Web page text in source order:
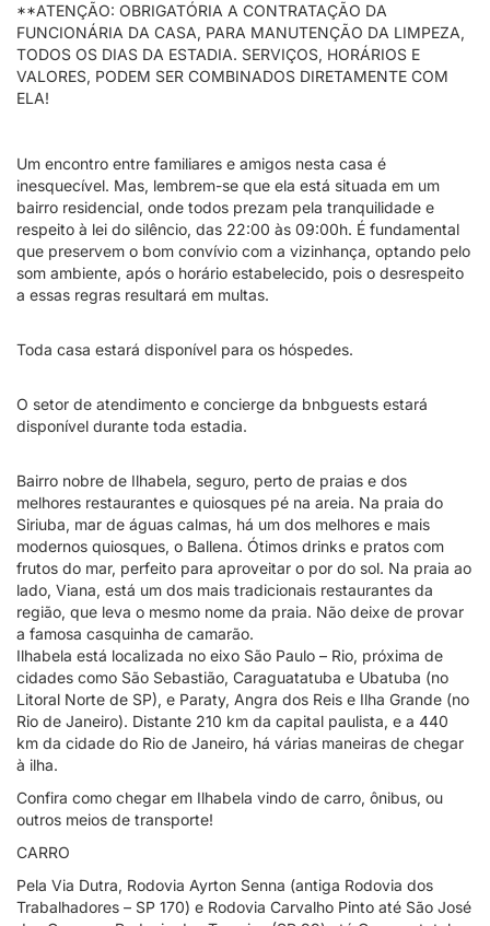
**ATENÇÃO: OBRIGATÓRIA A CONTRATAÇÃO DA
FUNCIONÁRIA DA CASA, PARA MANUTENÇÃO DA LIMPEZA,
TODOS OS DIAS DA ESTADIA. SERVIÇOS, HORÁRIOS E
VALORES, PODEM SER COMBINADOS DIRETAMENTE COM
ELA!
Um encontro entre familiares e amigos nesta casa é
inesquecível. Mas, lembrem-se que ela está situada em um
bairro residencial, onde todos prezam pela tranquilidade e
respeito à lei do silêncio, das 22:00 às 09:00h. É fundamental
que preservem o bom convívio com a vizinhança, optando pelo
som ambiente, após o horário estabelecido, pois o desrespeito
a essas regras resultará em multas.
Toda casa estará disponível para os hóspedes.
O setor de atendimento e concierge da bnbguests estará
disponível durante toda estadia.
Bairro nobre de Ilhabela, seguro, perto de praias e dos
melhores restaurantes e quiosques pé na areia. Na praia do
Siriuba, mar de águas calmas, há um dos melhores e mais
modernos quiosques, o Ballena. Ótimos drinks e pratos com
frutos do mar, perfeito para aproveitar o por do sol. Na praia ao
lado, Viana, está um dos mais tradicionais restaurantes da
região, que leva o mesmo nome da praia. Não deixe de provar
a famosa casquinha de camarão.
Ilhabela está localizada no eixo São Paulo – Rio, próxima de
cidades como São Sebastião, Caraguatatuba e Ubatuba (no
Litoral Norte de SP), e Paraty, Angra dos Reis e Ilha Grande (no
Rio de Janeiro). Distante 210 km da capital paulista, e a 440
km da cidade do Rio de Janeiro, há várias maneiras de chegar
à ilha.
Confira como chegar em Ilhabela vindo de carro, ônibus, ou
outros meios de transporte!
CARRO
Pela Via Dutra, Rodovia Ayrton Senna (antiga Rodovia dos
Trabalhadores – SP 170) e Rodovia Carvalho Pinto até São José